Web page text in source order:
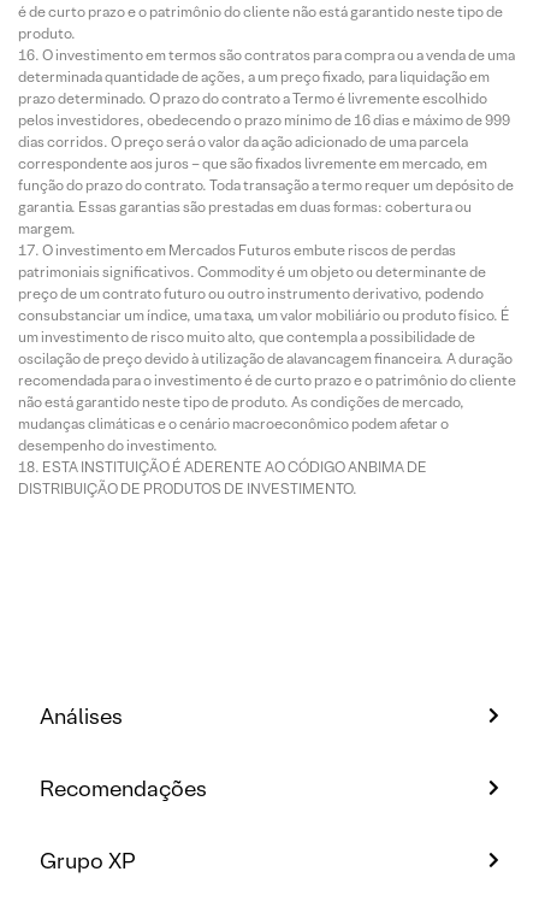
é de curto prazo e o patrimônio do cliente não está garantido neste tipo de
produto.
O investimento em termos são contratos para compra ou a venda de uma
determinada quantidade de ações, a um preço fixado, para liquidação em
prazo determinado. O prazo do contrato a Termo é livremente escolhido
pelos investidores, obedecendo o prazo mínimo de 16 dias e máximo de 999
dias corridos. O preço será o valor da ação adicionado de uma parcela
correspondente aos juros – que são fixados livremente em mercado, em
função do prazo do contrato. Toda transação a termo requer um depósito de
garantia. Essas garantias são prestadas em duas formas: cobertura ou
margem.
O investimento em Mercados Futuros embute riscos de perdas
patrimoniais significativos. Commodity é um objeto ou determinante de
preço de um contrato futuro ou outro instrumento derivativo, podendo
consubstanciar um índice, uma taxa, um valor mobiliário ou produto físico. É
um investimento de risco muito alto, que contempla a possibilidade de
oscilação de preço devido à utilização de alavancagem financeira. A duração
recomendada para o investimento é de curto prazo e o patrimônio do cliente
não está garantido neste tipo de produto. As condições de mercado,
mudanças climáticas e o cenário macroeconômico podem afetar o
desempenho do investimento.
ESTA INSTITUIÇÃO É ADERENTE AO CÓDIGO ANBIMA DE
DISTRIBUIÇÃO DE PRODUTOS DE INVESTIMENTO.
Análises
Recomendações
Grupo XP